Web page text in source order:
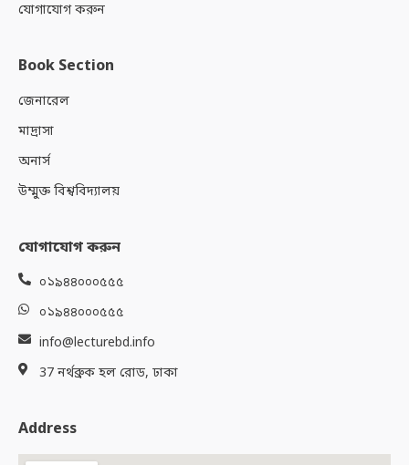
যোগাযোগ করুন
Book Section
জেনারেল
মাদ্রাসা
অনার্স
উম্মুক্ত বিশ্ববিদ্যালয়
যোগাযোগ করুন
০১৯৪৪০০০৫৫৫
০১৯৪৪০০০৫৫৫
info@lecturebd.info
37 নর্থব্রুক হল রোড, ঢাকা
Address